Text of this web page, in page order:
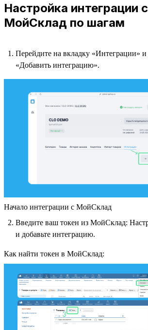
Настройка интеграции с
МойСклад по шагам
Перейдите на вкладку «Интеграции»
«Добавить интеграцию».
Начало интеграции с МойСклад
Введите ваш токен из МойСклад:
и добавьте интеграцию.
Как найти токен в МойСклад: